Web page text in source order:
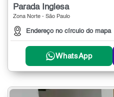
Parada Inglesa
Zona Norte - São Paulo
Endereço no círculo do mapa
WhatsApp